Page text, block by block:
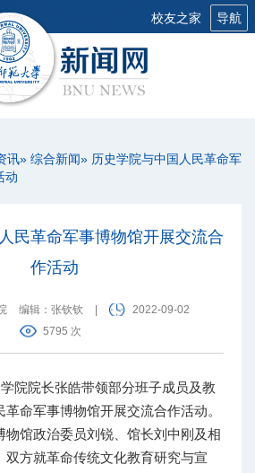
校友之家 导航
讯» 综合新闻» 历史学院与中国人民革命军
动
民革命军事博物馆开展交流合
作活动
编辑：张钦钦
2022-09-02
5795 次
院院长张皓带领部分班子成员及教
命军事博物馆开展交流合作活动。
物馆政治委员刘锐、馆长刘中刚及相
双方就革命传统文化教育研究与宣